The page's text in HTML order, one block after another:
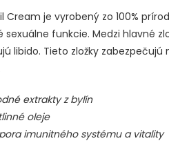
Cream je vyrobený zo 100%
sexuálne funkcie. Medzi hlavné
libido. Tieto zložky zabezpečujú
extrakty z bylín
oleje
imunitného systému a vitality